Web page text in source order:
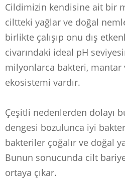
Cildimizin kendisine ait bir
ciltteki yağlar ve doğal
birlikte çalışıp onu dış
civarındaki ideal pH
milyonlarca bakteri,
ekosistemi vardır.
Çeşitli nedenlerden dolayı
dengesi bozulunca iyi
bakteriler çoğalır ve doğal
Bunun sonucunda cilt
ortaya çıkar.